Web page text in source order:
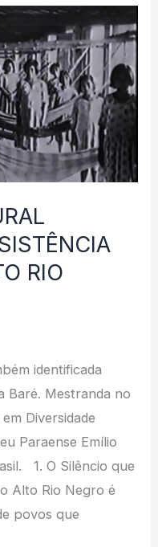
RIO
identificada
Baré. Mestranda no
Diversidade
Paraense Emílio
1. O Silêncio que
Alto Rio Negro é
povos que